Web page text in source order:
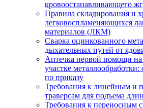
кровоостанавливающего
Правила складирования и
легковоспламеняющихся
материалов (ЛКМ)
Сварка оцинкованного
дыхательных путей от
Аптечка первой помощи
участке металлообработки:
по приказу
Требования к линейным и
траверсам для подъема
Требования к переносным